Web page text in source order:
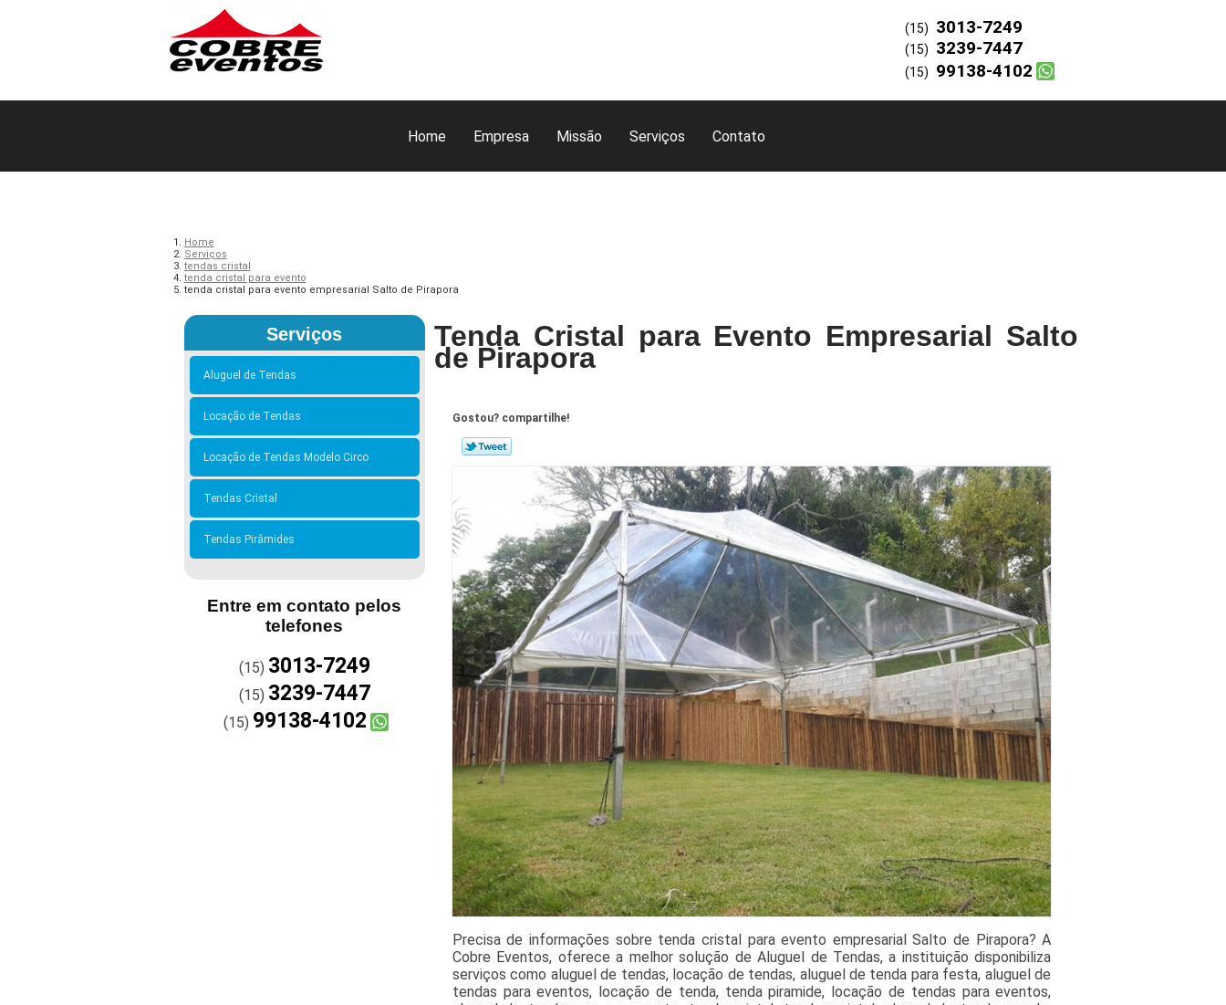
Home Empresa Missão Serviços Contato
(15) 3013-7249
(15) 3239-7447
(15) 99138-4102
Home
Serviços
tendas cristal
tenda cristal para evento
tenda cristal para evento empresarial Salto de Pirapora
Serviços
Aluguel de Tendas
Locação de Tendas
Locação de Tendas Modelo Circo
Tendas Cristal
Tendas Pirâmides
Entre em contato pelos
telefones
(15) 3013-7249
(15) 3239-7447
(15) 99138-4102
Tenda Cristal para Evento Empresarial Salto
de Pirapora
Gostou? compartilhe!
Precisa de informações sobre tenda cristal para evento empresarial Salto de Pirapora? A
Cobre Eventos, oferece a melhor solução de Aluguel de Tendas, a instituição disponibiliza
serviços como aluguel de tendas, locação de tendas, aluguel de tenda para festa, aluguel de
tendas para eventos, locação de tenda, tenda piramide, locação de tendas para eventos,